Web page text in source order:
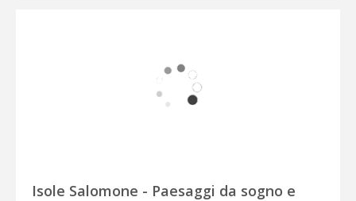
Isole Salomone - Paesaggi da sogno e